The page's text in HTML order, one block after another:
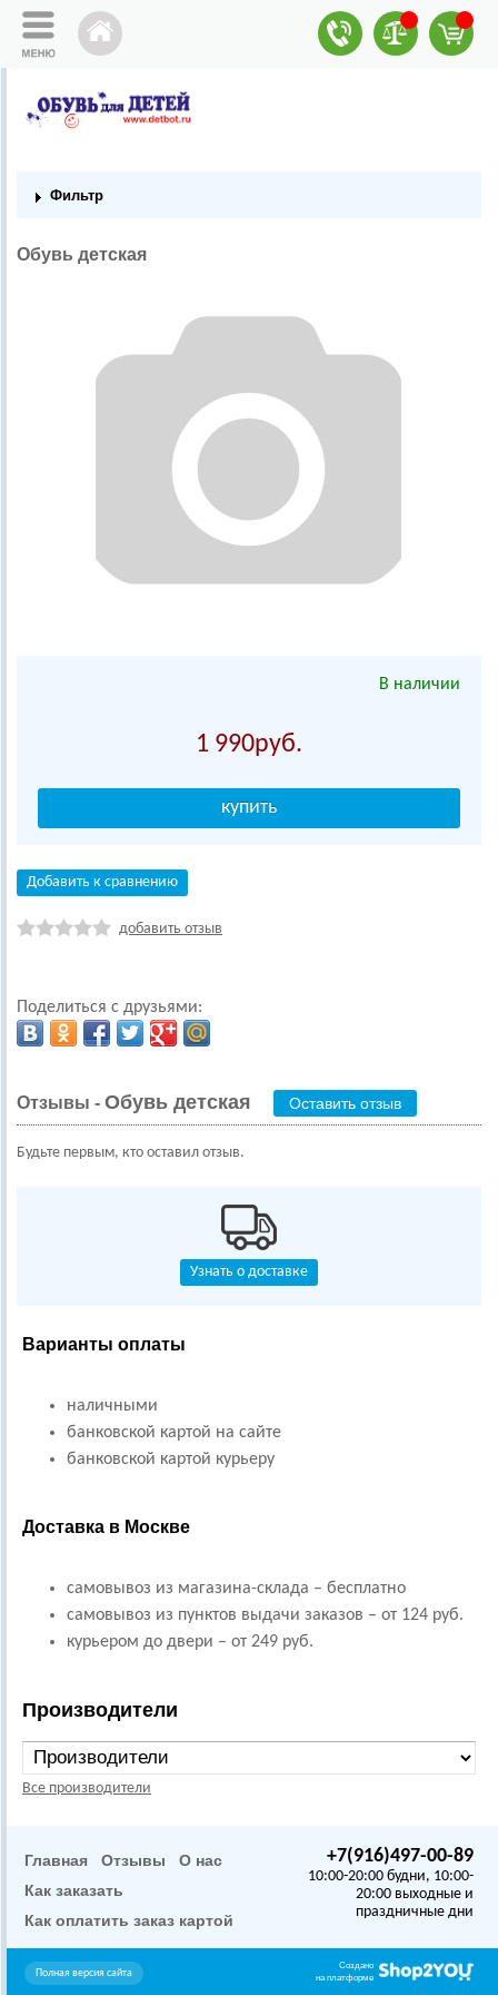
Фильтр
Обувь детская
В наличии
1 990
Добавить к сравнению
добавить отзыв
Поделиться с друзьями:
Отзывы - Обувь детская Оставить отзыв
Будьте первым, кто оставил отзыв.
Узнать о доставке
Варианты оплаты
наличными
банковской картой на сайте
банковской картой курьеру
Доставка в Москве
самовывоз из магазина-склада – бесплатно
самовывоз из пунктов выдачи заказов – от 124 руб.
курьером до двери – от 249 руб.
Производители
Все производители
+7(916)497-00-89
10:00-20:00 будни, 10:00-
20:00 выходные и
праздничные дни
Главная Отзывы
О нас
Как заказать
Как оплатить заказ картой
Создано
на платформе
Полная версия сайта